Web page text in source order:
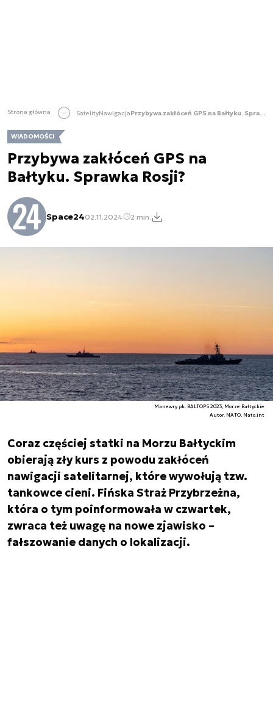
Strona główna SatelityNawigacja Przybywa zakłóceń GPS na Bałtyku. Sprawka Rosji?
WIADOMOŚCI
Przybywa zakłóceń GPS na
Bałtyku. Sprawka Rosji?
Space2402.11.2024 2 min.
Manewry pk. BALTOPS 2023, Morze Bałtyckie
Autor. NATO, Nato.int
Coraz częściej statki na Morzu Bałtyckim
obierają zły kurs z powodu zakłóceń
nawigacji satelitarnej, które wywołują tzw.
tankowce cieni. Fińska Straż Przybrzeżna,
która o tym poinformowała w czwartek,
zwraca też uwagę na nowe zjawisko –
fałszowanie danych o lokalizacji.